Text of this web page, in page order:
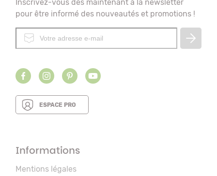
Inscrivez-vous dès maintenant à la newsletter
pour être informé des nouveautés et promotions !
ESPACE PRO
Informations
Mentions légales